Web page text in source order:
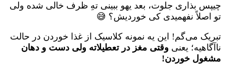
چیپس بذاری جلوت، بعد یهو ببینی تهِ ظرف خالی شده ولی
تو اصلاً نفهمیدی کی خوردیش؟ 😅
تبریک می‌گم! این یه نمونه کلاسیک از غذا خوردن در حالت
ناآگاهیه؛ یعنی وقتی مغز در تعطیلاته ولی دست و دهان
مشغول خوردن!